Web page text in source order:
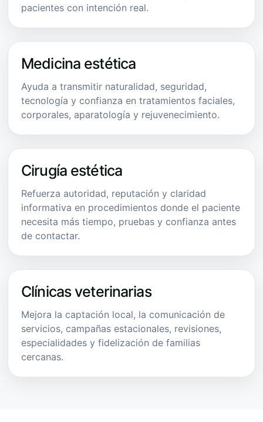
pacientes con intención real.
Medicina estética
Ayuda a transmitir naturalidad, seguridad,
tecnología y confianza en tratamientos faciales,
corporales, aparatología y rejuvenecimiento.
Cirugía estética
Refuerza autoridad, reputación y claridad
informativa en procedimientos donde el paciente
necesita más tiempo, pruebas y confianza antes
de contactar.
Clínicas veterinarias
Mejora la captación local, la comunicación de
servicios, campañas estacionales, revisiones,
especialidades y fidelización de familias
cercanas.